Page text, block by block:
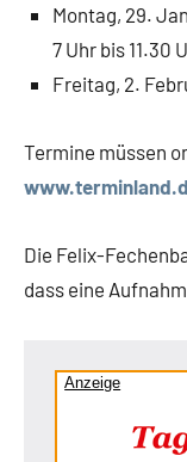
Montag, 29.
7 Uhr bis 11.30
Freitag, 2.
Termine müssen
Die Felix-
dass eine
Anzeige